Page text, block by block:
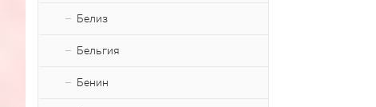
Белиз
Бельгия
Бенин